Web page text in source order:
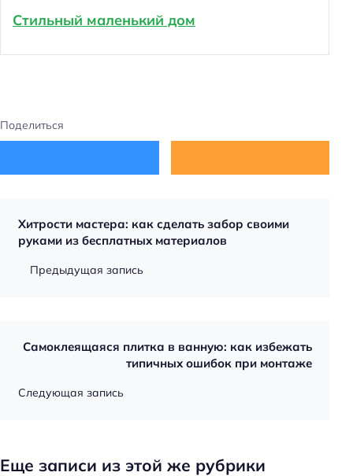
Стильный маленький дом
Поделиться
Хитрости мастера: как сделать забор своими
руками из бесплатных материалов
Предыдущая запись
Самоклеящаяся плитка в ванную: как избежать
типичных ошибок при монтаже
Следующая запись
Еще записи из этой же рубрики